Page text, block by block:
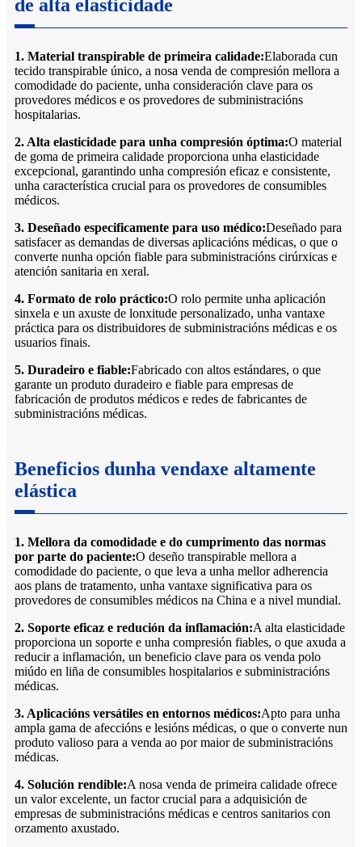
de alta elasticidade
1. Material transpirable de primeira calidade:Elaborada cun
tecido transpirable único, a nosa venda de compresión mellora a
comodidade do paciente, unha consideración clave para os
provedores médicos e os provedores de subministracións
hospitalarias.
2. Alta elasticidade para unha compresión óptima:O material
de goma de primeira calidade proporciona unha elasticidade
excepcional, garantindo unha compresión eficaz e consistente,
unha característica crucial para os provedores de consumibles
médicos.
3. Deseñado especificamente para uso médico:Deseñado para
satisfacer as demandas de diversas aplicacións médicas, o que o
converte nunha opción fiable para subministracións cirúrxicas e
atención sanitaria en xeral.
4. Formato de rolo práctico:O rolo permite unha aplicación
sinxela e un axuste de lonxitude personalizado, unha vantaxe
práctica para os distribuidores de subministracións médicas e os
usuarios finais.
5. Duradeiro e fiable:Fabricado con altos estándares, o que
garante un produto duradeiro e fiable para empresas de
fabricación de produtos médicos e redes de fabricantes de
subministracións médicas.
Beneficios dunha vendaxe altamente
elástica
1. Mellora da comodidade e do cumprimento das normas
por parte do paciente:O deseño transpirable mellora a
comodidade do paciente, o que leva a unha mellor adherencia
aos plans de tratamento, unha vantaxe significativa para os
provedores de consumibles médicos na China e a nivel mundial.
2. Soporte eficaz e redución da inflamación:A alta elasticidade
proporciona un soporte e unha compresión fiables, o que axuda a
reducir a inflamación, un beneficio clave para os venda polo
miúdo en liña de consumibles hospitalarios e subministracións
médicas.
3. Aplicacións versátiles en entornos médicos:Apto para unha
ampla gama de afeccións e lesións médicas, o que o converte nun
produto valioso para a venda ao por maior de subministracións
médicas.
4. Solución rendible:A nosa venda de primeira calidade ofrece
un valor excelente, un factor crucial para a adquisición de
empresas de subministracións médicas e centros sanitarios con
orzamento axustado.